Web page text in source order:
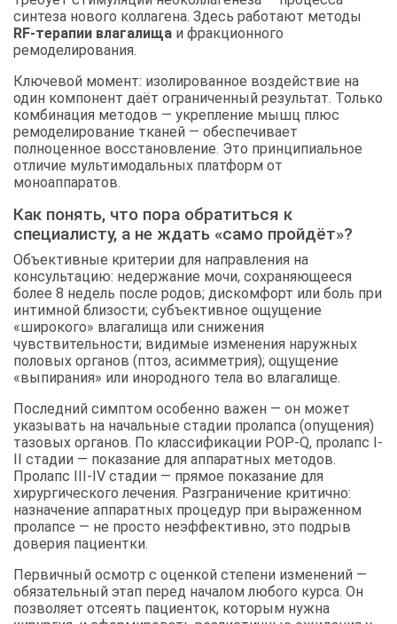
синтеза нового коллагена. Здесь работают методы
RF-терапии влагалища и фракционного
ремоделирования.
Ключевой момент: изолированное воздействие на
один компонент даёт ограниченный результат. Только
комбинация методов — укрепление мышц плюс
ремоделирование тканей — обеспечивает
полноценное восстановление. Это принципиальное
отличие мультимодальных платформ от
моноаппаратов.
Как понять, что пора обратиться к
специалисту, а не ждать «само пройдёт»?
Объективные критерии для направления на
консультацию: недержание мочи, сохраняющееся
более 8 недель после родов; дискомфорт или боль при
интимной близости; субъективное ощущение
«широкого» влагалища или снижения
чувствительности; видимые изменения наружных
половых органов (птоз, асимметрия); ощущение
«выпирания» или инородного тела во влагалище.
Последний симптом особенно важен — он может
указывать на начальные стадии пролапса (опущения)
тазовых органов. По классификации POP-Q, пролапс I-
II стадии — показание для аппаратных методов.
Пролапс III-IV стадии — прямое показание для
хирургического лечения. Разграничение критично:
назначение аппаратных процедур при выраженном
пролапсе — не просто неэффективно, это подрыв
доверия пациентки.
Первичный осмотр с оценкой степени изменений —
обязательный этап перед началом любого курса. Он
позволяет отсеять пациенток, которым нужна